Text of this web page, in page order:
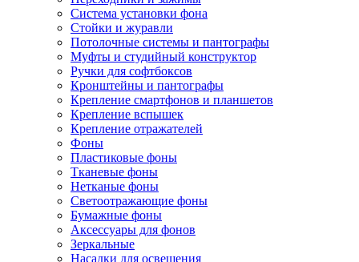
Система установки фона
Стойки и журавли
Потолочные системы и пантографы
Муфты и студийный конструктор
Ручки для софтбоксов
Кронштейны и пантографы
Крепление смартфонов и планшетов
Крепление вспышек
Крепление отражателей
Фоны
Пластиковые фоны
Тканевые фоны
Нетканые фоны
Светоотражающие фоны
Бумажные фоны
Аксессуары для фонов
Зеркальные
Насадки для освещения